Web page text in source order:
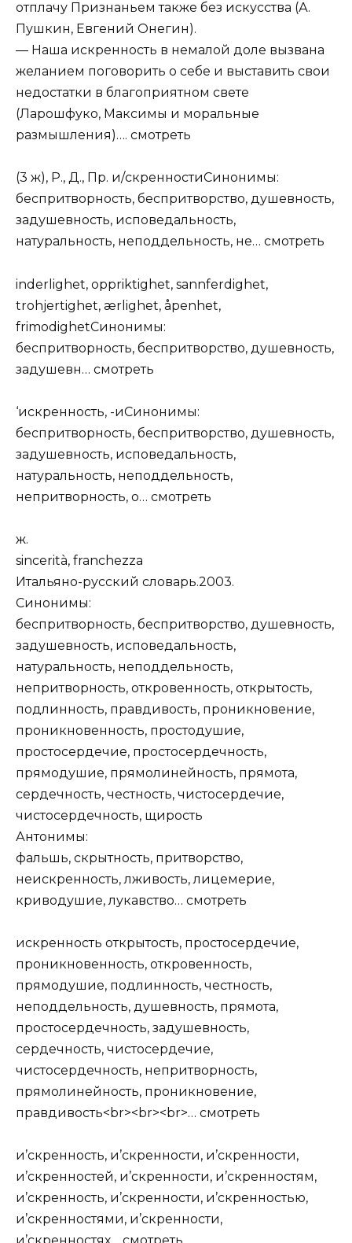
отплачу Признаньем также без искусства (А.
Пушкин, Евгений Онегин).
— Наша искренность в немалой доле вызвана
желанием поговорить о себе и выставить свои
недостатки в благоприятном свете
(Ларошфуко, Максимы и моральные
размышления)…. смотреть
(3 ж), Р., Д., Пр. и/скренностиСинонимы:
беспритворность, беспритворство, душевность,
задушевность, исповедальность,
натуральность, неподдельность, не… смотреть
inderlighet, oppriktighet, sannferdighet,
trohjertighet, ærlighet, åpenhet,
frimodighetСинонимы:
беспритворность, беспритворство, душевность,
задушевн… смотреть
‘искренность, -иСинонимы:
беспритворность, беспритворство, душевность,
задушевность, исповедальность,
натуральность, неподдельность,
непритворность, о… смотреть
ж.
sincerità, franchezza
Итальяно-русский словарь.2003.
Синонимы:
беспритворность, беспритворство, душевность,
задушевность, исповедальность,
натуральность, неподдельность,
непритворность, откровенность, открытость,
подлинность, правдивость, проникновение,
проникновенность, простодушие,
простосердечие, простосердечность,
прямодушие, прямолинейность, прямота,
сердечность, честность, чистосердечие,
чистосердечность, щирость
Антонимы:
фальшь, скрытность, притворство,
неискренность, лживость, лицемерие,
криводушие, лукавство… смотреть
искренность открытость, простосердечие,
проникновенность, откровенность,
прямодушие, подлинность, честность,
неподдельность, душевность, прямота,
простосердечность, задушевность,
сердечность, чистосердечие,
чистосердечность, непритворность,
прямолинейность, проникновение,
правдивость<br><br><br>… смотреть
и’скренность, и’скренности, и’скренности,
и’скренностей, и’скренности, и’скренностям,
и’скренность, и’скренности, и’скренностью,
и’скренностями, и’скренности,